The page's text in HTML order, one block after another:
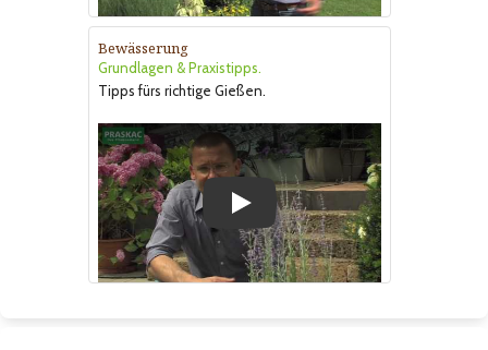
Bewässerung
Grundlagen & Praxistipps.
Tipps fürs richtige Gießen.